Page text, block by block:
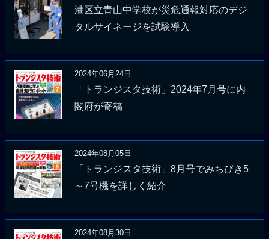
港区立青山中学校が災危通報対応のデジ
タルサイネージを試験導入
2024年06月24日
「トランジスタ技術」2024年7月号に内
閣府が寄稿
2024年08月05日
「トランジスタ技術」8月号でみちびき5
～7号機を詳しく紹介
2024年08月30日